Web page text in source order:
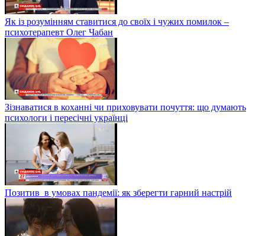
Як із розумінням ставитися до своїх і чужих помилок –
психотерапевт Олег Чабан
Зізнаватися в коханні чи приховувати почуття: що думають
психологи і пересічні українці
Позитив в умовах пандемії: як зберегти гарний настрій